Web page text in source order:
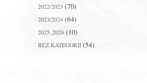
2022/2023(70)
2023/2024(64)
2025_2026(10)
BEZ KATEGORII(54)